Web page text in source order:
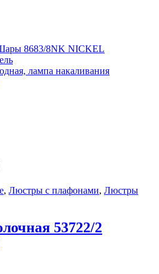
8683/8NK NICKEL
лампа накаливания
, Люстры с плафонами, Люстры
53722/2